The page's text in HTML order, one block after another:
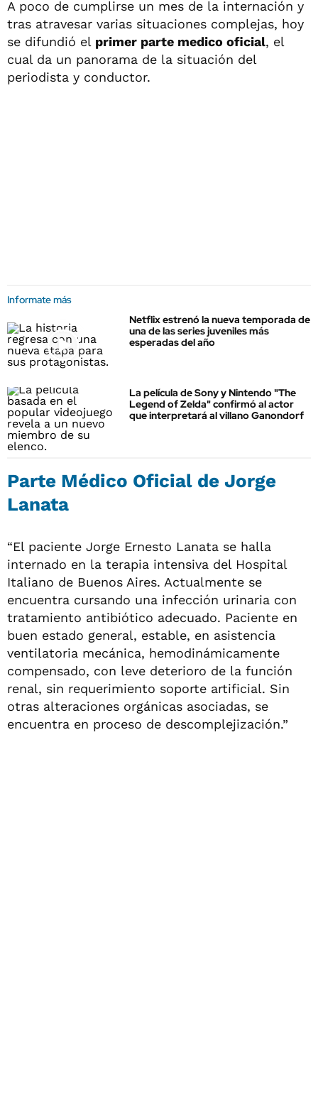
A poco de cumplirse un mes de la internación y
tras atravesar varias situaciones complejas, hoy
se difundió el primer parte medico oficial, el
cual da un panorama de la situación del
periodista y conductor.
Informate más
Netflix estrenó la nueva temporada de
una de las series juveniles más
esperadas del año
La película de Sony y Nintendo "The
Legend of Zelda" confirmó al actor
que interpretará al villano Ganondorf
Parte Médico Oficial de Jorge
Lanata
“El paciente Jorge Ernesto Lanata se halla
internado en la terapia intensiva del Hospital
Italiano de Buenos Aires. Actualmente se
encuentra cursando una infección urinaria con
tratamiento antibiótico adecuado. Paciente en
buen estado general, estable, en asistencia
ventilatoria mecánica, hemodinámicamente
compensado, con leve deterioro de la función
renal, sin requerimiento soporte artificial. Sin
otras alteraciones orgánicas asociadas, se
encuentra en proceso de descomplejización.”